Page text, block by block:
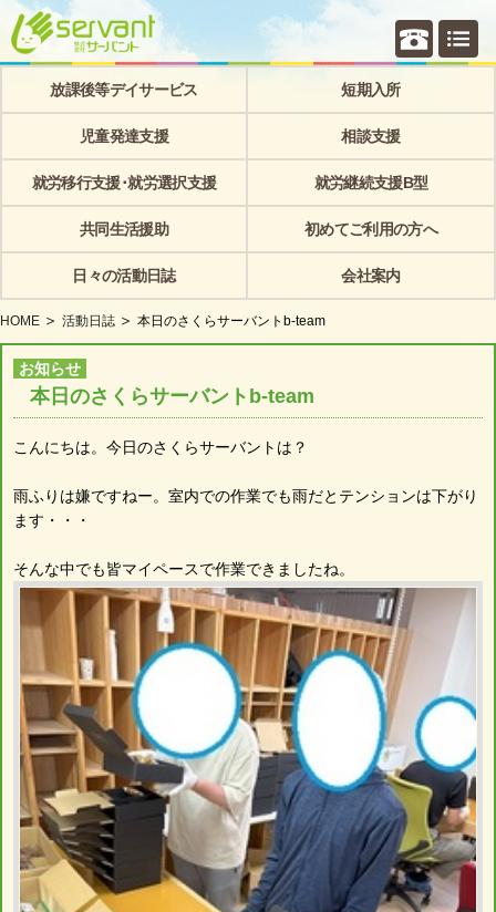
個別相
放課後等デイサービス 短期入所
児童発達支援 相談支援
就労移行支援･就労選択支援 就労継続支援B型
共同生活援助 初めてご利用の方へ
日々の活動日誌 会社案内
HOME 活動日誌 本日のさくらサーバントb-team
お知らせ
本日のさくらサーバントb-team
こんにちは。今日のさくらサーバントは？
雨ふりは嫌ですねー。室内での作業でも雨だとテンションは下がり
ます・・・
そんな中でも皆マイペースで作業できましたね。